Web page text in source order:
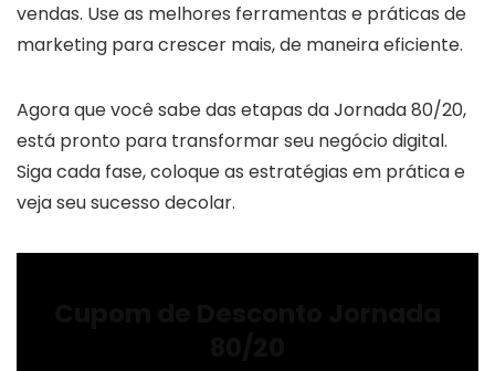
vendas. Use as melhores ferramentas e práticas de
marketing para crescer mais, de maneira eficiente.
Agora que você sabe das etapas da Jornada 80/20,
está pronto para transformar seu negócio digital.
Siga cada fase, coloque as estratégias em prática e
veja seu sucesso decolar.